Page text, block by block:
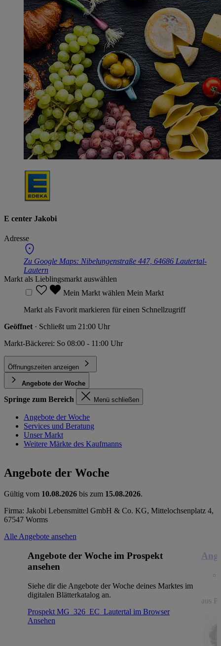
E center Jakobi
Adresse
Zu Google Maps: Nibelungenstraße 447, 64686 Lautertal-
Lautern
Markt als Lieblingsmarkt auswählen
Mein Markt wählen Mein Markt
Markt als Favorit markieren für einen Schnellzugriff
Geöffnet · Schließt um 21:00 Uhr
Markt-Bäckerei: So 08:00 - 11:00 Uhr
Öffnungszeiten anzeigen
Angebote der Woche
Springe zum Bereich Menü schließen
Angebote der Woche
Services und Beratung
Unser Markt
Weitere Märkte des Kaufmanns
Angebote der Woche
Gültig vom 10.08.2026 bis zum 15.08.2026.
Firma: Jakobi Lebensmittel GmbH & Co. KG, Mittelochsenplatz 4,
67547 Worms
Alle Angebote ansehen
Angebote der Woche im Prospekt
ansehen
Siehe dir die Angebote der Woche deines Marktes im
digitalen Blätterkatalog an.
Prospekt MG_326_EC_Lautertal im Browser
Ansehen
aus